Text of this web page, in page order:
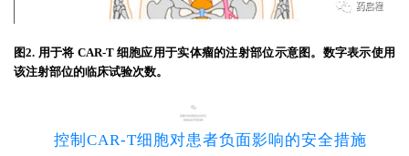
图2. 用于将 CAR-T 细胞应用于实体瘤的注射部位示意图。数字表示使用
该注射部位的临床试验次数。
3
控制CAR-T细胞对患者负面影响的安全措施